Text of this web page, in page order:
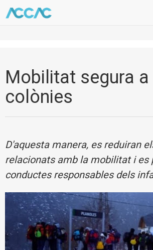
Mobilitat segura a
colònies
D'aquesta manera, es reduiran
relacionats amb la mobilitat i es
conductes responsables dels